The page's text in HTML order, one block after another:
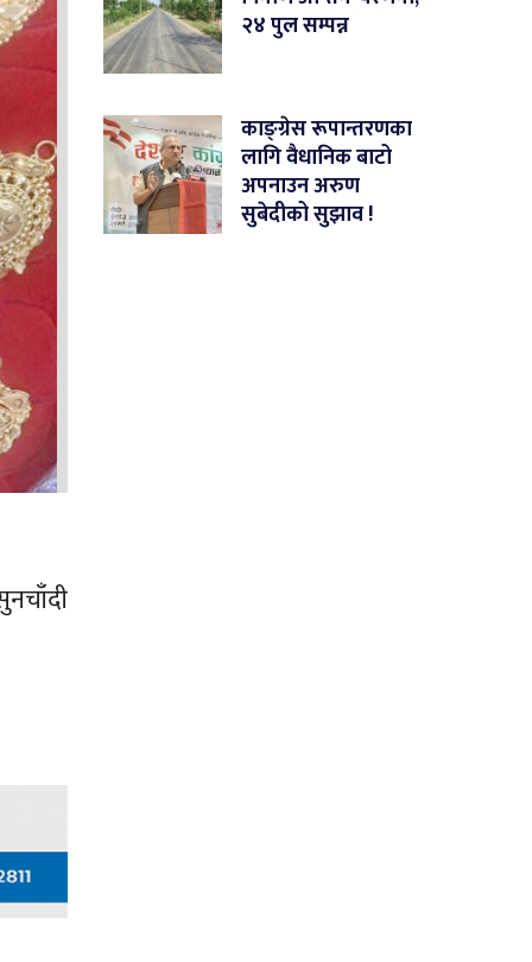
२४ पुल सम्पन्न
काङ्ग्रेस रूपान्तरणका
लागि वैधानिक बाटो
अपनाउन अरुण
सुबेदीको सुझाव !